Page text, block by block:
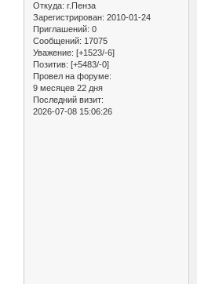
Откуда: г.Пенза
Зарегистрирован: 2010-01-24
Приглашений: 0
Сообщений: 17075
Уважение: [+1523/-6]
Позитив: [+5483/-0]
Провел на форуме:
9 месяцев 22 дня
Последний визит:
2026-07-08 15:06:26